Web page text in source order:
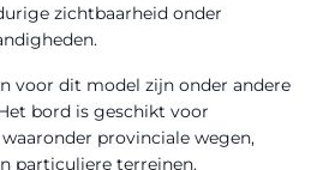
zichtbaarheid onder
voor dit model zijn onder andere
bord is geschikt voor
provinciale wegen,
particuliere terreinen.